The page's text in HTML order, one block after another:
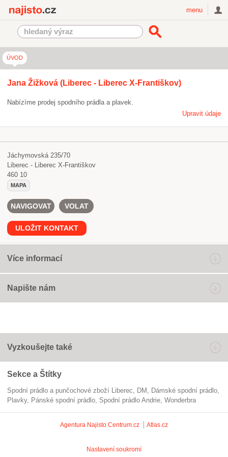
menu
ÚVOD
Jana Žižková (Liberec - Liberec X-Františkov)
Nabízíme prodej spodního prádla a plavek.
Upravit údaje
Jáchymovská 235/70
Liberec - Liberec X-Františkov
460 10
MAPA
NAVIGOVAT VOLAT
ULOŽIT KONTAKT
Více informací
Napište nám
Vyzkoušejte také
Sekce a Štítky
Spodní prádlo a punčochové zboží Liberec DM
dámské spodní prádlo
plavky
pánské spodní prádlo spodní prádlo Andrie wonderbra
Agentura Najisto Centrum.cz Atlas.cz
Nastavení soukromí